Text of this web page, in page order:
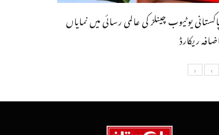
یوٹیوب چینلز کی عالمی رسائی میں نمایاں
ریکارڈ